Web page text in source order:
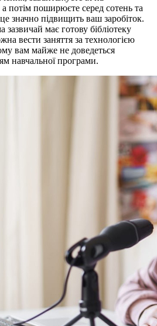
потім поширюєте серед сотень та
значно підвищить ваш заробіток.
зазвичай має готову бібліотеку
вести заняття за технологією
вам майже не доведеться
навчальної програми.